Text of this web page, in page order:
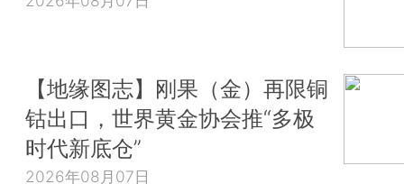
【地缘图志】刚果（金）再限铜
钴出口，世界黄金协会推“多极
时代新底仓”
2026年08月07日